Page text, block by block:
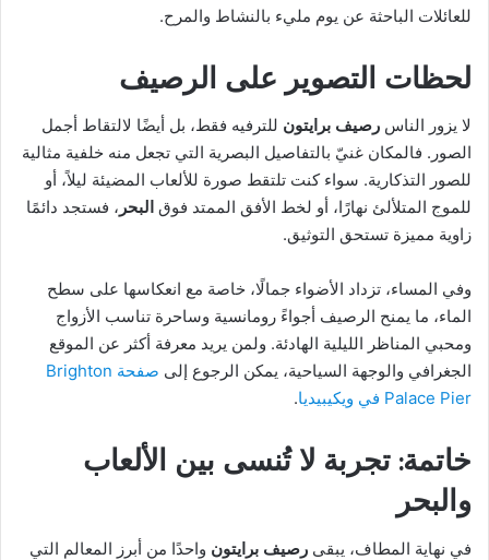
للعائلات الباحثة عن يوم مليء بالنشاط والمرح.
لحظات التصوير على الرصيف
لا يزور الناس رصيف برايتون للترفيه فقط، بل أيضًا لالتقاط أجمل
الصور. فالمكان غنيّ بالتفاصيل البصرية التي تجعل منه خلفية مثالية
للصور التذكارية. سواء كنت تلتقط صورة للألعاب المضيئة ليلاً، أو
للموج المتلألئ نهارًا، أو لخط الأفق الممتد فوق البحر ، فستجد دائمًا
زاوية مميزة تستحق التوثيق.
وفي المساء، تزداد الأضواء جمالًا، خاصة مع انعكاسها على سطح
الماء، ما يمنح الرصيف أجواءً رومانسية وساحرة تناسب الأزواج
ومحبي المناظر الليلية الهادئة. ولمن يريد معرفة أكثر عن الموقع
الجغرافي والوجهة السياحية، يمكن الرجوع إلى
صفحة Brighton
Palace Pier في ويكيبيديا
.
خاتمة: تجربة لا تُنسى بين الألعاب
والبحر
في نهاية المطاف، يبقى رصيف برايتون واحدًا من أبرز المعالم التي